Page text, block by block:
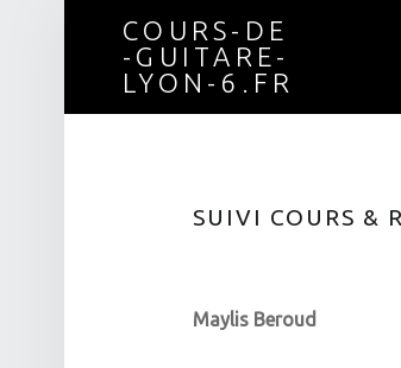
COURS-DE
-GUITARE-
LYON-6.FR
SUIVI COURS &
Maylis Beroud